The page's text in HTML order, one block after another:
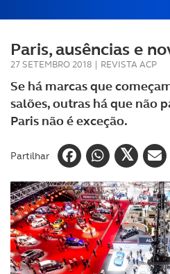
Paris, ausências e
27 SETEMBRO 2018 | REVISTA ACP
Se há marcas que
salões, outras há que não
Paris não é exceção.
Partilhar